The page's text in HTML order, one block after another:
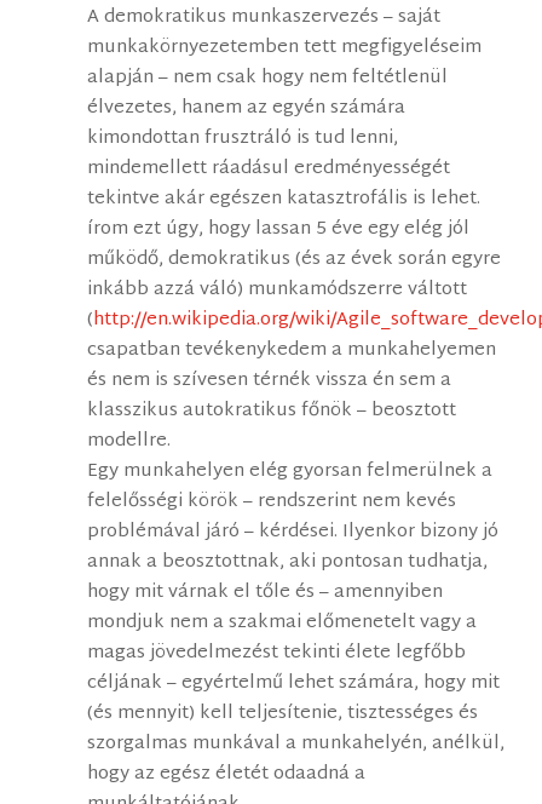
A demokratikus munkaszervezés – saját
munkakörnyezetemben tett megfigyeléseim
alapján – nem csak hogy nem feltétlenül
élvezetes, hanem az egyén számára
kimondottan frusztráló is tud lenni,
mindemellett ráadásul eredményességét
tekintve akár egészen katasztrofális is lehet.
írom ezt úgy, hogy lassan 5 éve egy elég jól
működő, demokratikus (és az évek során egyre
inkább azzá váló) munkamódszerre váltott
(http://en.wikipedia.org/wiki/
csapatban tevékenykedem a munkahelyemen
és nem is szívesen térnék vissza én sem a
klasszikus autokratikus főnök – beosztott
modellre.
Egy munkahelyen elég gyorsan felmerülnek a
felelősségi körök – rendszerint nem kevés
problémával járó – kérdései. Ilyenkor bizony jó
annak a beosztottnak, aki pontosan tudhatja,
hogy mit várnak el tőle és – amennyiben
mondjuk nem a szakmai előmenetelt vagy a
magas jövedelmezést tekinti élete legfőbb
céljának – egyértelmű lehet számára, hogy mit
(és mennyit) kell teljesítenie, tisztességes és
szorgalmas munkával a munkahelyén, anélkül,
hogy az egész életét odaadná a